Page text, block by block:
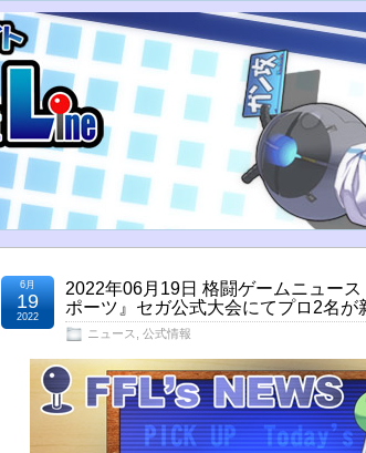
2022年06月19日 格闘ゲームニュー
ポーツ』セガ公式大会にてプロ2名が
ニュース 公式情報
6月
19
2022